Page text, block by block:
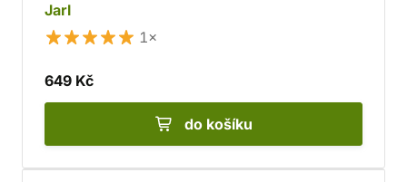
Jarl
1×
649 Kč
do košíku